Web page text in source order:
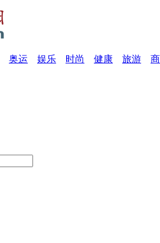
奥运 娱乐 时尚 健康 旅游